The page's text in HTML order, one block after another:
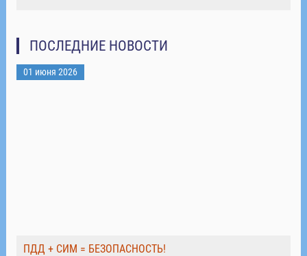
ПОСЛЕДНИЕ НОВОСТИ
01 июня 2026
ПДД + СИМ = БЕЗОПАСНОСТЬ!